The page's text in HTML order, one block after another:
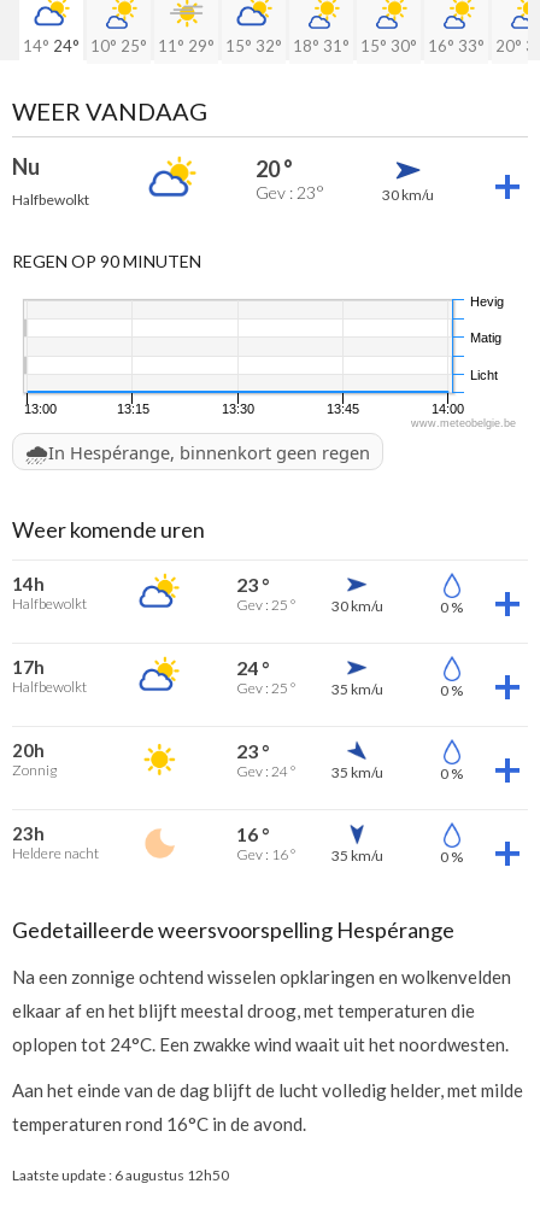
14° 24° 10° 25° 11° 29° 15° 32° 18° 31° 15° 30° 16° 33° 20°
WEER VANDAAG
Nu
Halfbewolkt
20 °
Gev : 23° 30 km/u
REGEN OP 90 MINUTEN
13:00 13:15 13:30 13:45 14:00
Licht
Matig
Hevig
www.meteobelgie.be
🌧️In Hespérange, binnenkort geen regen
Weer komende uren
14h
Halfbewolkt
23 °
Gev : 25 ° 30 km/u 0 %
17h
Halfbewolkt
24 °
Gev : 25 ° 35 km/u 0 %
20h
Zonnig
23 °
Gev : 24 ° 35 km/u 0 %
23h
Heldere nacht
16 °
Gev : 16 ° 35 km/u 0 %
Gedetailleerde weersvoorspelling Hespérange
Na een zonnige ochtend wisselen opklaringen en wolkenvelden
elkaar af en het blijft meestal droog, met temperaturen die
oplopen tot 24°C. Een zwakke wind waait uit het noordwesten.
Aan het einde van de dag blijft de lucht volledig helder, met milde
temperaturen rond 16°C in de avond.
Laatste update : 6 augustus 12h50